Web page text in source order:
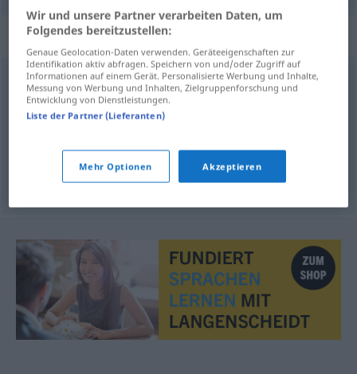
Synonyme für "skrinlegge"
bryte,fravike,henlegge,oppgi,rømme,slippe
stoppe
Wir und unsere Partner verarbeiten Daten, um
Folgendes bereitzustellen:
Genaue Geolocation-Daten verwenden. Geräteeigenschaften zur
Identifikation aktiv abfragen. Speichern von und/oder Zugriff auf
Informationen auf einem Gerät. Personalisierte Werbung und Inhalte,
Messung von Werbung und Inhalten, Zielgruppenforschung und
Entwicklung von Dienstleistungen.
Liste der Partner (Lieferanten)
Mehr Optionen Akzeptieren